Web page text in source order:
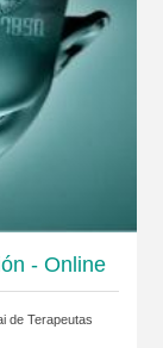
- Online
de Terapeutas